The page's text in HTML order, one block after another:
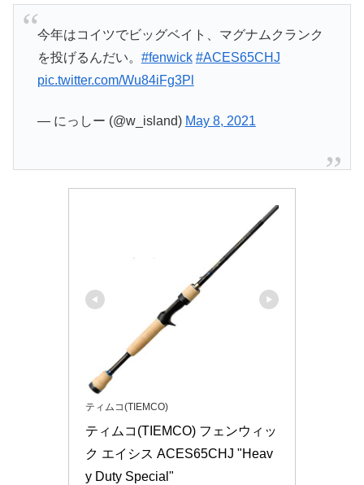
今年はコイツでビッグベイト、マグナムクランク
を投げるんだい。 #fenwick #ACES65CHJ
pic.twitter.com/Wu84iFg3Pl
— にっしー (@w_island) May 8, 2021
ティムコ(TIEMCO)
ティムコ(TIEMCO) フェンウィッ
ク エイシス ACES65CHJ "Heav
y Duty Special"